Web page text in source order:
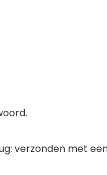
verzonden met